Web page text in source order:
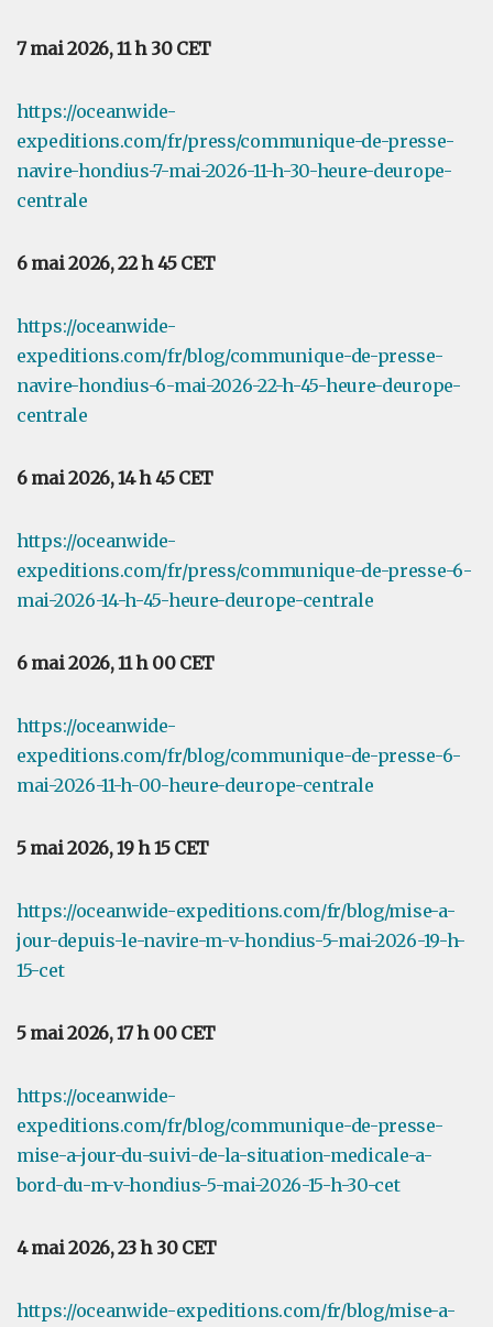
7 mai 2026, 11 h 30 CET
https://oceanwide-
expeditions.com/fr/press/communique-de-presse-
navire-hondius-7-mai-2026-11-h-30-heure-deurope-
centrale
6 mai 2026, 22 h 45 CET
https://oceanwide-
expeditions.com/fr/blog/communique-de-presse-
navire-hondius-6-mai-2026-22-h-45-heure-deurope-
centrale
6 mai 2026, 14 h 45 CET
https://oceanwide-
expeditions.com/fr/press/communique-de-presse-6-
mai-2026-14-h-45-heure-deurope-centrale
6 mai 2026, 11 h 00 CET
https://oceanwide-
expeditions.com/fr/blog/communique-de-presse-6-
mai-2026-11-h-00-heure-deurope-centrale
5 mai 2026, 19 h 15 CET
https://oceanwide-expeditions.com/fr/blog/mise-a-
jour-depuis-le-navire-m-v-hondius-5-mai-2026-19-h-
15-cet
5 mai 2026, 17 h 00 CET
https://oceanwide-
expeditions.com/fr/blog/communique-de-presse-
mise-a-jour-du-suivi-de-la-situation-medicale-a-
bord-du-m-v-hondius-5-mai-2026-15-h-30-cet
4 mai 2026, 23 h 30 CET
https://oceanwide-expeditions.com/fr/blog/mise-a-